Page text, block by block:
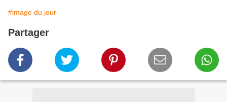
#image du jour
Partager